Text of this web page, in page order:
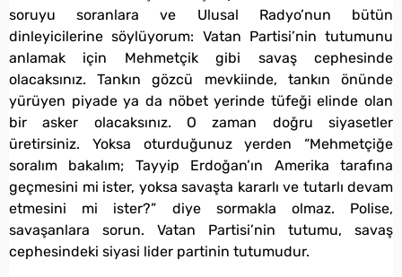
soruyu soranlara ve Ulusal Radyo’nun bütün
dinleyicilerine söylüyorum: Vatan Partisi’nin tutumunu
anlamak için Mehmetçik gibi savaş cephesinde
olacaksınız. Tankın gözcü mevkiinde, tankın önünde
yürüyen piyade ya da nöbet yerinde tüfeği elinde olan
bir asker olacaksınız. O zaman doğru siyasetler
üretirsiniz. Yoksa oturduğunuz yerden “Mehmetçiğe
soralım bakalım; Tayyip Erdoğan’ın Amerika tarafına
geçmesini mi ister, yoksa savaşta kararlı ve tutarlı devam
etmesini mi ister?” diye sormakla olmaz. Polise,
savaşanlara sorun. Vatan Partisi’nin tutumu, savaş
cephesindeki siyasi lider partinin tutumudur.